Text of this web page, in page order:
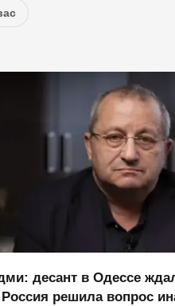
десант в Одессе
решила вопрос